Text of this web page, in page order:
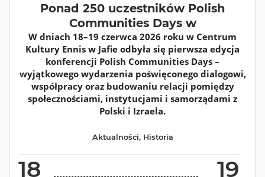
Ponad 250 uczestników Polish
Communities Days w
W dniach 18–19 czerwca 2026 roku w Centrum
Kultury Ennis w Jafie odbyła się pierwsza edycja
konferencji Polish Communities Days –
wyjątkowego wydarzenia poświęconego dialogowi,
współpracy oraz budowaniu relacji pomiędzy
społecznościami, instytucjami i samorządami z
Polski i Izraela.
18 19
Aktualności, Historia